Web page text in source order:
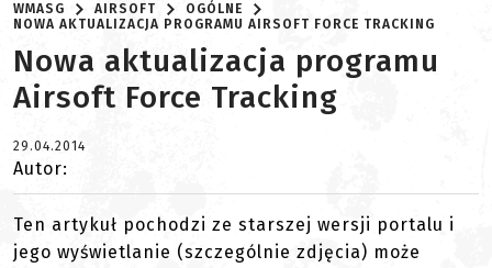
WMASG AIRSOFT
OGÓLNE
NOWA AKTUALIZACJA PROGRAMU AIRSOFT FORCE TRACKING
Nowa aktualizacja programu
Airsoft Force Tracking
29.04.2014
Autor:
Ten artykuł pochodzi ze starszej wersji portalu i
jego wyświetlanie (szczególnie zdjęcia) może